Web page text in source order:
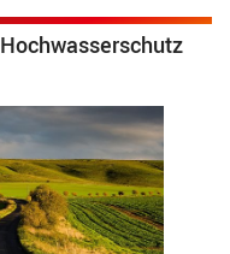
Hochwasserschutz